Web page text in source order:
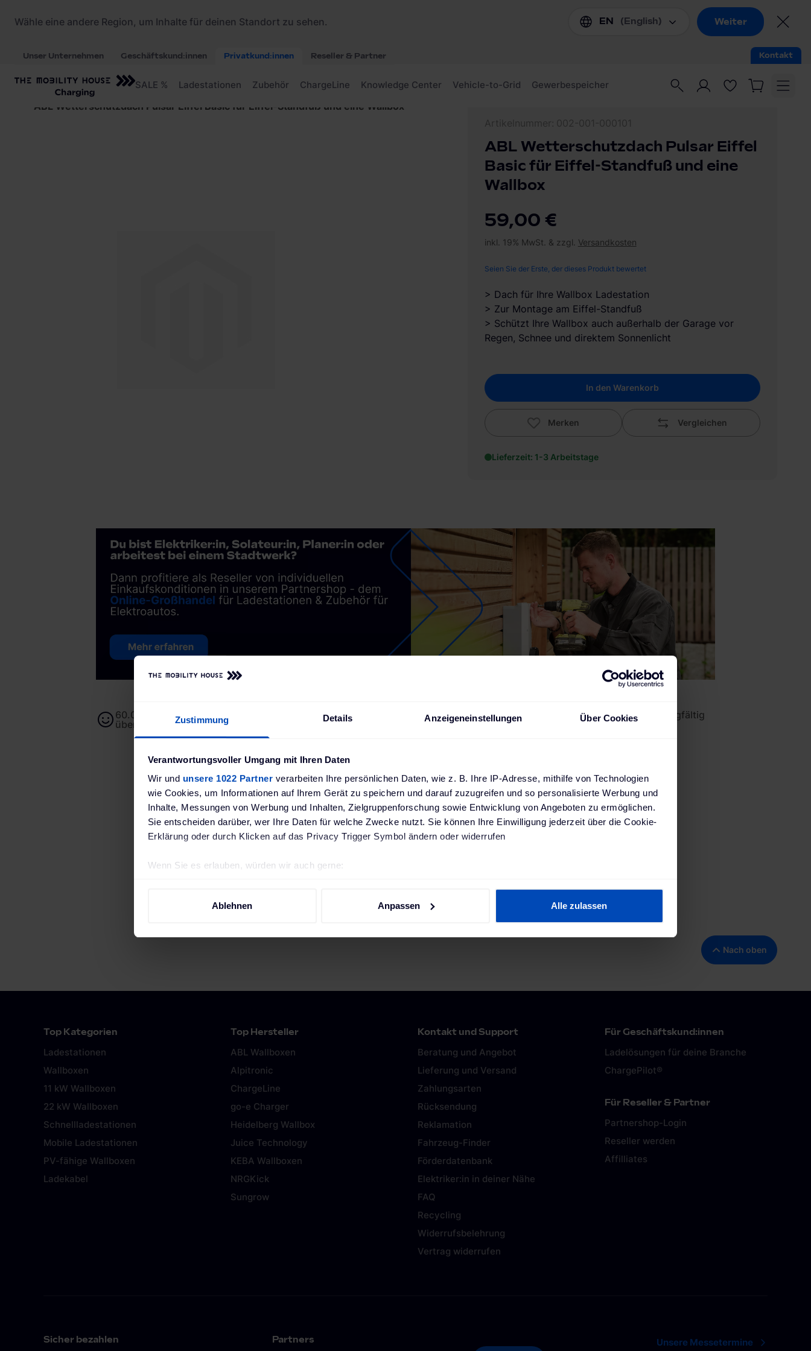
Zustimmung Details Anzeigeneinstellungen Über Cookies
Verantwortungsvoller Umgang mit Ihren Daten
Wir und unsere 1022 Partner verarbeiten Ihre persönlichen Daten, wie z. B. Ihre IP-Adresse, mithilfe von Technologien
wie Cookies, um Informationen auf Ihrem Gerät zu speichern und darauf zuzugreifen und so personalisierte Werbung und
Inhalte, Messungen von Werbung und Inhalten, Zielgruppenforschung sowie Entwicklung von Angeboten zu ermöglichen.
Sie entscheiden darüber, wer Ihre Daten für welche Zwecke nutzt. Sie können Ihre Einwilligung jederzeit über die Cookie-
Erklärung oder durch Klicken auf das Privacy Trigger Symbol ändern oder widerrufen
Wenn Sie es erlauben, würden wir auch gerne:
Erfahren Sie mehr darüber, wie Ihre persönlichen Daten verarbeitet werden, und legen Sie Ihre Präferenzen im
Ablehnen Anpassen Alle zulassen
Startseite / Ladezubehör / Ladekabel
/
ABL Wetterschutzdach Pulsar Eiffel Basic für Eiffel-Standfuß und eine Wallbox
59,00 €
inkl. 19% MwSt. & zzgl. Versandkosten
Seien Sie der Erste, der dieses Produkt bewertet
> Dach für Ihre Wallbox Ladestation
> Zur Montage am Eiffel-Standfuß
> Schützt Ihre Wallbox auch außerhalb der Garage vor
Regen, Schnee und direktem Sonnenlicht
In den Warenkorb
Merken Vergleichen
Lieferzeit: 1-3 Arbeitstage
ABL Wetterschutzdach Pulsar Eiffel
Basic für Eiffel-Standfuß und eine
Wallbox
60.000+ Kund:innen von unserem Service
überzeugt
Offizieller Partner von führenden
Automobilhersteller
Alle Ladestationen sorgfältig
geprüft
Technische Daten Bewertungen Downloads
Nach oben